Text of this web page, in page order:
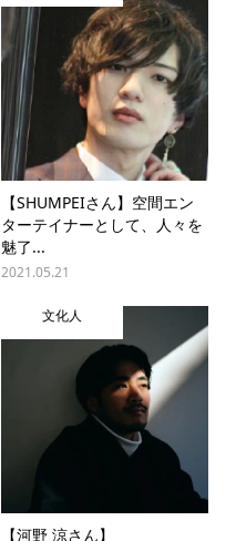
【SHUMPEIさん】空間エン
ターテイナーとして、人々を
魅了...
2021.05.21
文化人
【河野 涼さん】